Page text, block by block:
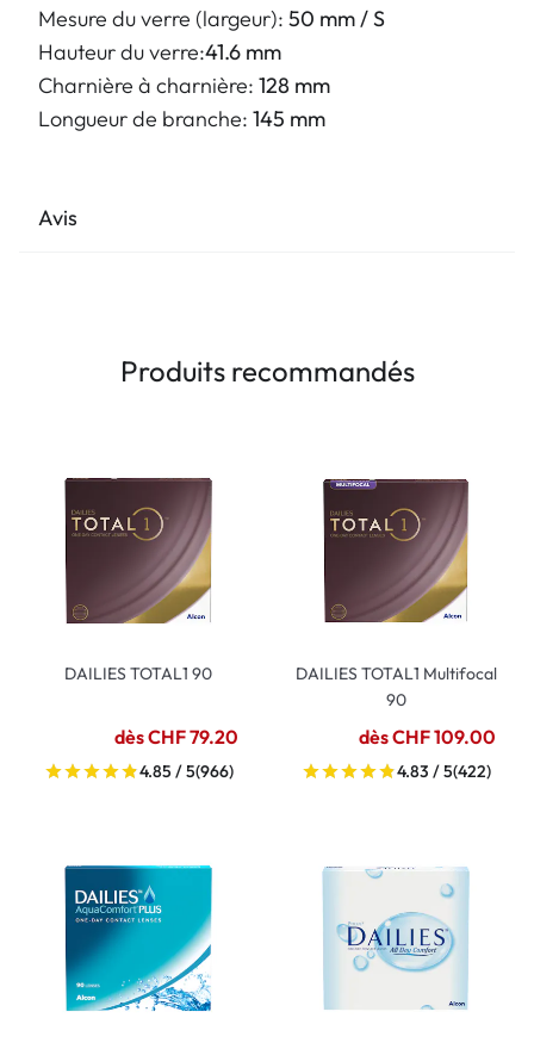
Mesure du verre (largeur): 50 mm / S
Hauteur du verre:41.6 mm
Charnière à charnière: 128 mm
Longueur de branche: 145 mm
Avis
Produits recommandés
DAILIES TOTAL1 90
dès CHF 79.20
4.85 / 5(966)
DAILIES TOTAL1 Multifocal
90
dès CHF 109.00
4.83 / 5(422)